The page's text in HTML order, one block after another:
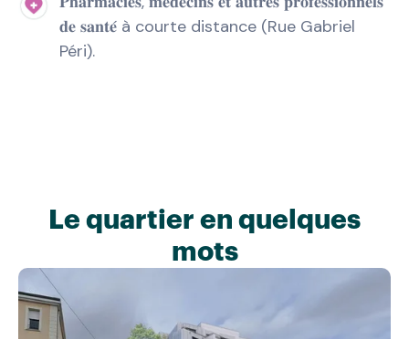
𝐝𝐞 𝐬𝐚𝐧𝐭𝐞́ à courte distance (Rue Gabriel
Péri).
Le quartier en quelques
mots